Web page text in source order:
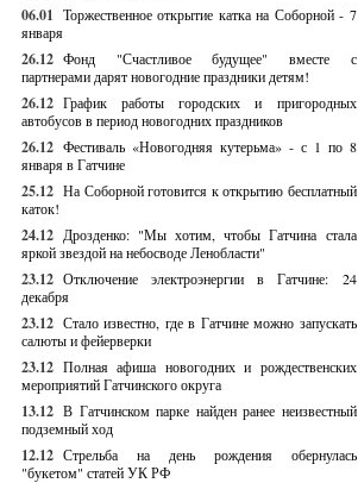
06.01 Торжественное открытие катка на Соборной - 7
января
26.12 Фонд "Счастливое будущее" вместе с
партнерами дарят новогодние праздники детям!
26.12 График работы городских и пригородных
автобусов в период новогодних праздников
26.12 Фестиваль «Новогодняя кутерьма» - с 1 по 8
января в Гатчине
25.12 На Соборной готовится к открытию бесплатный
каток!
24.12 Дрозденко: "Мы хотим, чтобы Гатчина стала
яркой звездой на небосводе Ленобласти"
23.12 Отключение электроэнергии в Гатчине: 24
декабря
23.12 Стало известно, где в Гатчине можно запускать
салюты и фейерверки
23.12 Полная афиша новогодних и рождественских
мероприятий Гатчинского округа
13.12 В Гатчинском парке найден ранее неизвестный
подземный ход
12.12 Стрельба на день рождения обернулась
"букетом" статей УК РФ